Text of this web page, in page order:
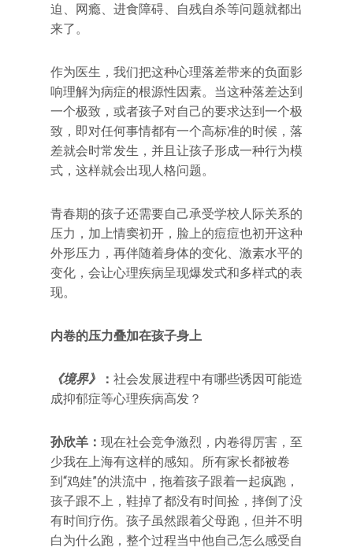
迫、网瘾、进食障碍、自残自杀等问题就都出
来了。
作为医生，我们把这种心理落差带来的负面影
响理解为病症的根源性因素。当这种落差达到
一个极致，或者孩子对自己的要求达到一个极
致，即对任何事情都有一个高标准的时候，落
差就会时常发生，并且让孩子形成一种行为模
式，这样就会出现人格问题。
青春期的孩子还需要自己承受学校人际关系的
压力，加上情窦初开，脸上的痘痘也初开这种
外形压力，再伴随着身体的变化、激素水平的
变化，会让心理疾病呈现爆发式和多样式的表
现。
内卷的压力叠加在孩子身上
《境界》 ： 社会发展进程中有哪些诱因可能造
成抑郁症等心理疾病高发？
孙欣羊： 现在社会竞争激烈，内卷得厉害，至
少我在上海有这样的感知。所有家长都被卷
到“鸡娃”的洪流中，拖着孩子跟着一起疯跑，
孩子跟不上，鞋掉了都没有时间捡，摔倒了没
有时间疗伤。孩子虽然跟着父母跑，但并不明
白为什么跑，整个过程当中他自己怎么感受自